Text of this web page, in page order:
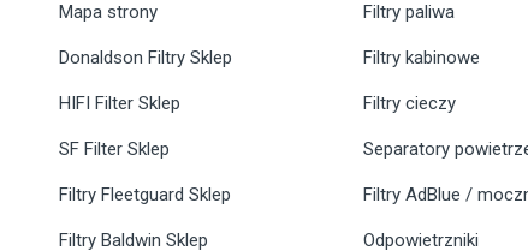
Mapa strony
Donaldson Filtry Sklep
HIFI Filter Sklep
SF Filter Sklep
Filtry Fleetguard Sklep
Filtry Baldwin Sklep
Filtry paliwa
Filtry kabinowe
Filtry cieczy
Separatory
Filtry AdBlue /
Odpowietrzniki